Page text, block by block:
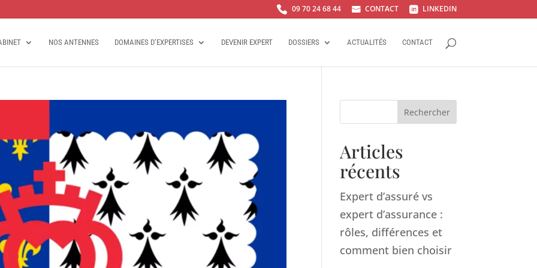
 09 70 24 68 44  CONTACT  LINKEDIN
NOS ANTENNES DOMAINES D’EXPERTISES DEVENIR EXPERT DOSSIERS ACTUALITÉS CONTACT
Rechercher
Articles
récents
Expert d’assuré vs
expert d’assurance :
rôles, différences et
comment bien choisir